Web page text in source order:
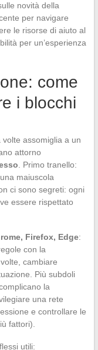
novità della
per navigare
le risorse di aiuto al
per un’esperienza
come
i blocchi
volte assomiglia a un
attorno
. Primo tranello:
, una maiuscola
ci sono segreti: ogni
essere rispettato
Firefox, Edge:
con la
volte, cambiare
Più subdoli
la
una rete
e controllare le
fattori).
utili: